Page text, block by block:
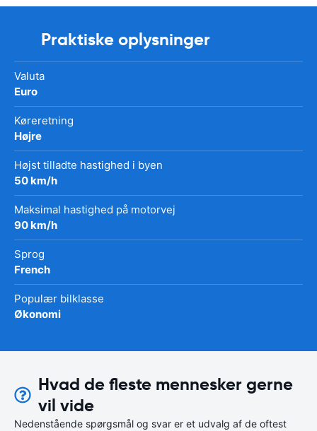
Praktiske oplysninger
Valuta
Euro
Køreretning
Højre
Højst tilladte hastighed i byen
50 km/h
Maksimal hastighed på motorvej
90 km/h
Sprog
French
Populær bilklasse
Økonomi
Hvad de fleste mennesker gerne
vil vide
Nedenstående spørgsmål og svar er et udvalg af de oftest